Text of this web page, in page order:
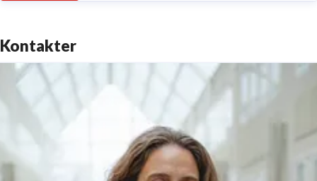
Kontakter